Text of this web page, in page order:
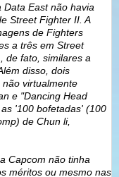
East não havia
Street Fighter II. A
de Fighters
a três em Street
de fato, similares a
disso, dois
virtualmente
e "Dancing Head
'100 bofetadas' (100
de Chun li,
Capcom não tinha
méritos ou mesmo nas